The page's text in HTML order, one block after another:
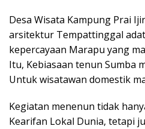
Desa Wisata Kampung Prai
arsitektur Tempattinggal
kepercayaan Marapu yang
Itu, Kebiasaan tenun Sumba
Untuk wisatawan domestik
Kegiatan menenun tidak
Kearifan Lokal Dunia, tetapi